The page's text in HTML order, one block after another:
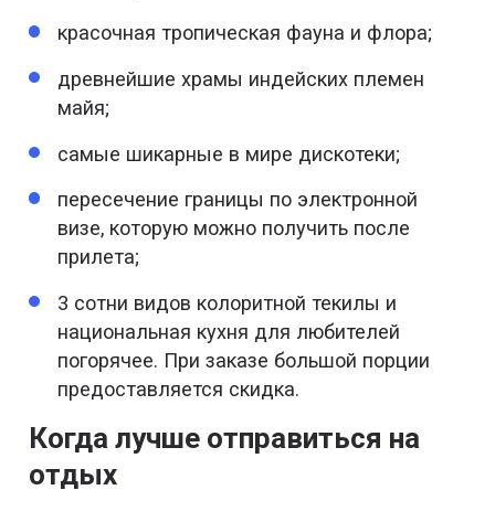
красочная тропическая фауна и флора;
древнейшие храмы индейских племен
майя;
самые шикарные в мире дискотеки;
пересечение границы по электронной
визе, которую можно получить после
прилета;
3 сотни видов колоритной текилы и
национальная кухня для любителей
погорячее. При заказе большой порции
предоставляется скидка.
Когда лучше отправиться на
отдых